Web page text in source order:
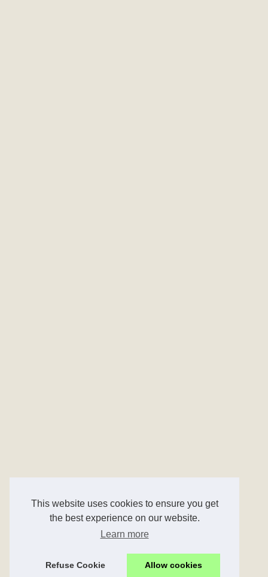
This website uses cookies to ensure you get
the best experience on our website.
Learn more
Refuse Cookie Allow cookies